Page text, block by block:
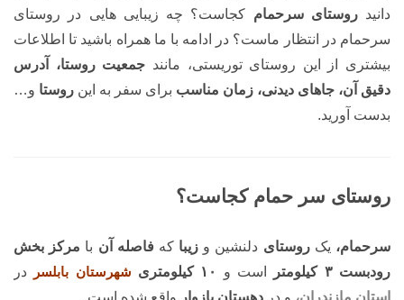
دانیدروستای سرحمام کجاست؟ چه زیبایی هایی در روستای
سرحمام در انتظار ماست؟ در ادامه با ما همراه باشید تا اطلاعات
بیشتری از این روستای توریستی، مانند جمعیت روستا، آدرس
دقیق آن، جاهای دیدنی، زمان مناسب برای سفر به این روستا و…
بدست آورید.
روستای سر حمام کجاست؟
سرحمام، یکروستای دلنشین و زیبا که فاصله آن با مرکز بخش
رودبست ۳ کیلومتر
است و ۱۰ کیلومتری شهرستان بابلسر
در
استان مازندران، و در دهستان پازوار واقع شده است.